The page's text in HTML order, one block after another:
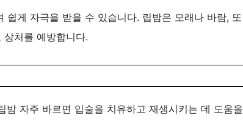
게 자극을 받을 수 있습니다. 립밤은 모래나 바람, 또
처를 예방합니다.
자주 바르면 입술을 치유하고 재생시키는 데 도움을